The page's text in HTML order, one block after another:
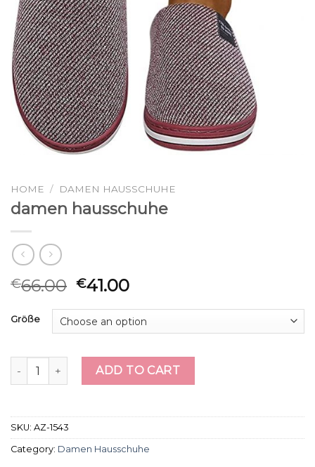
HOME / DAMEN HAUSSCHUHE
damen hausschuhe
€66.00 €41.00
Größe
damen hausschuhe quantity
ADD TO CART
SKU: AZ-1543
Category: Damen Hausschuhe